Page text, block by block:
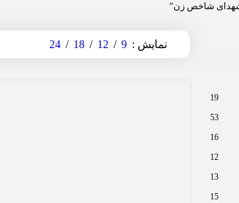
شاخص زن”
19
53
16
12
13
15
نمایش 9
12
18
24